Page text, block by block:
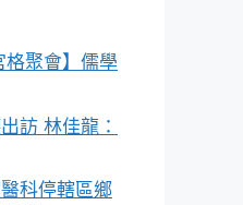
格聚會】儒學
訪 林佳龍：
科停轄區鄉